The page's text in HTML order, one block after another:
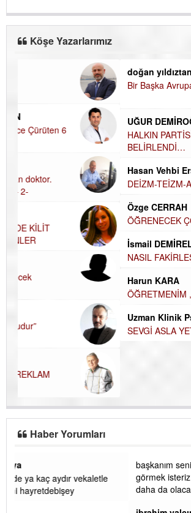
Köşe Yazarlarımız
doğan yıldıztan
Bir Başka Avrupa!
UĞUR DEMİROĞLU
HALKIN PARTİSİNDE YENİ
YÖNETİM BELİRLENDİ…
Hasan Vehbi Ersoy
DEİZM-TEİZM-ATEİZM-
PANTEİZM’E BAKIŞ
Özge CERRAH
ÖĞRENECEK ÇOK ŞEY VAR...
İsmail DEMİREL
NASIL FAKİRLEŞTİK?
ÖĞRETMENİM , HAKKINI NASIL ÖDERİM !
Uzman Klinik Psikolog Erkan EZERÇE
SEVGİ ASLA YETMEZ!
Haber Yorumları
başkanım seni belediye başkanlığında da
görmek isteriz senin ereyliye katkın çok oldu
daha da olacaktır